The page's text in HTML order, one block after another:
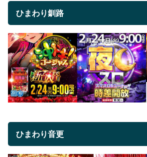
ひまわり釧路
ひまわり音更